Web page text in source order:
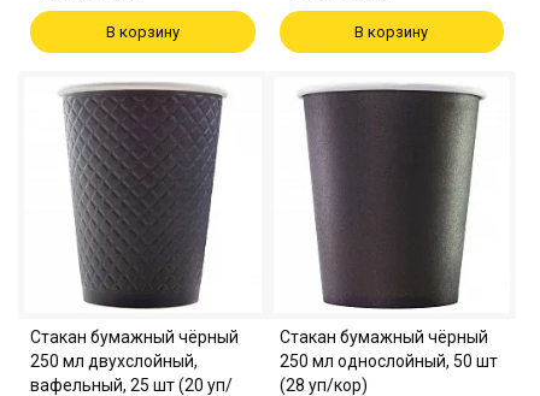
В корзину В корзину
Стакан бумажный чёрный
250 мл двухслойный,
вафельный, 25 шт (20 уп/
Стакан бумажный чёрный
250 мл однослойный, 50 шт
(28 уп/кор)